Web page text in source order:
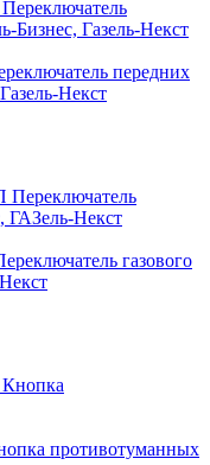
передних
Некст
газового
противотуманных